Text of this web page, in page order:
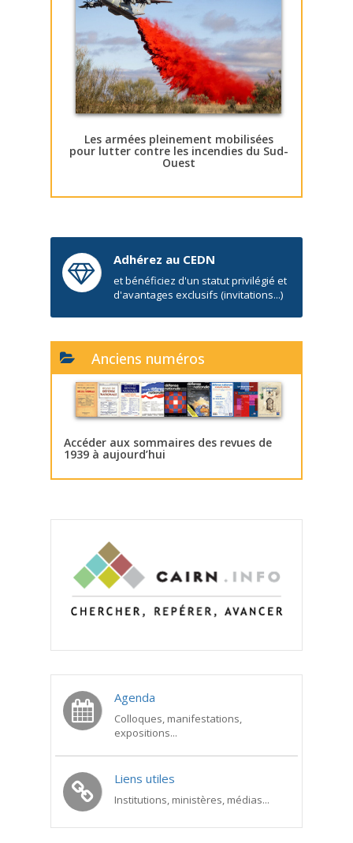
Les armées pleinement mobilisées
pour lutter contre les incendies du Sud-
Ouest
Adhérez au CEDN
et bénéficiez d'un statut privilégié et
d'avantages exclusifs (invitations...)
Anciens numéros
Accéder aux sommaires des revues de
1939 à aujourd’hui
Agenda
Colloques, manifestations,
expositions...
Liens utiles
Institutions, ministères, médias...